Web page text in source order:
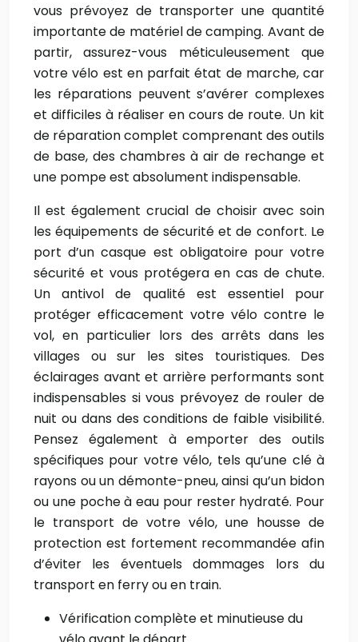
vous prévoyez de transporter une quantité
importante de matériel de camping. Avant de
partir, assurez-vous méticuleusement que
votre vélo est en parfait état de marche, car
les réparations peuvent s’avérer complexes
et difficiles à réaliser en cours de route. Un kit
de réparation complet comprenant des outils
de base, des chambres à air de rechange et
une pompe est absolument indispensable.
Il est également crucial de choisir avec soin
les équipements de sécurité et de confort. Le
port d’un casque est obligatoire pour votre
sécurité et vous protégera en cas de chute.
Un antivol de qualité est essentiel pour
protéger efficacement votre vélo contre le
vol, en particulier lors des arrêts dans les
villages ou sur les sites touristiques. Des
éclairages avant et arrière performants sont
indispensables si vous prévoyez de rouler de
nuit ou dans des conditions de faible visibilité.
Pensez également à emporter des outils
spécifiques pour votre vélo, tels qu’une clé à
rayons ou un démonte-pneu, ainsi qu’un bidon
ou une poche à eau pour rester hydraté. Pour
le transport de votre vélo, une housse de
protection est fortement recommandée afin
d’éviter les éventuels dommages lors du
transport en ferry ou en train.
Vérification complète et minutieuse du